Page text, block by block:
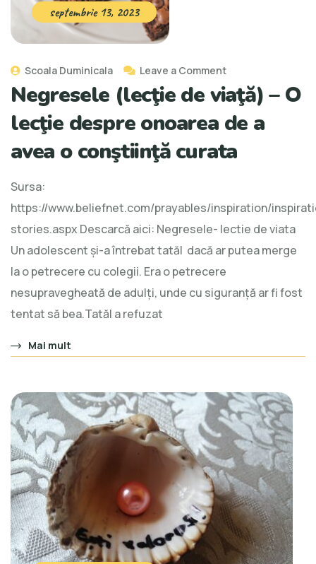
septembrie 13, 2023
Scoala Duminicala Leave a Comment
Negresele (lecţie de viaţă) – O
lecţie despre onoarea de a
avea o conştiinţă curata
Sursa:
https://www.beliefnet.com/prayables/inspiration/
stories.aspx Descarcă aici: Negresele- lectie de viata
Un adolescent și-a întrebat tatăl dacă ar putea merge
la o petrecere cu colegii. Era o petrecere
nesupravegheată de adulţi, unde cu siguranță ar fi fost
tentat să bea.Tatăl a refuzat
Mai mult